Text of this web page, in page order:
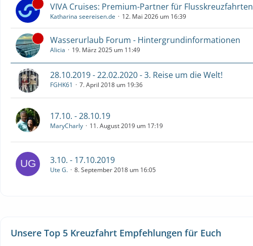
VIVA Cruises: Premium-Partner für Flusskreuzfahrten
Katharina seereisen.de 12. Mai 2026 um 16:39
Wasserurlaub Forum - Hintergrundinformationen
Alicia 19. März 2025 um 11:49
28.10.2019 - 22.02.2020 - 3. Reise um die Welt!
FGHK61 7. April 2018 um 19:36
17.10. - 28.10.19
MaryCharly 11. August 2019 um 17:19
3.10. - 17.10.2019
Ute G. 8. September 2018 um 16:05
Unsere Top 5 Kreuzfahrt Empfehlungen für Euch